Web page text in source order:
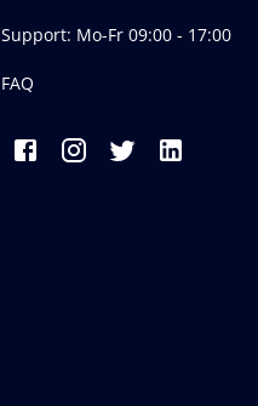
Support: Mo-Fr 09:00 - 17:00
FAQ